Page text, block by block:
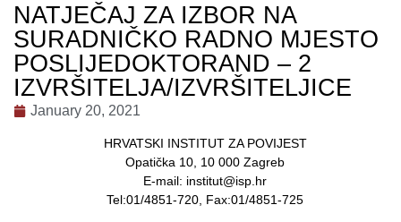
NATJEČAJ ZA IZBOR NA
SURADNIČKO RADNO MJESTO
POSLIJEDOKTORAND – 2
IZVRŠITELJA/IZVRŠITELJICE
January 20, 2021
HRVATSKI INSTITUT ZA POVIJEST
Opatička 10, 10 000 Zagreb
E-mail: institut@isp.hr
Tel:01/4851-720, Fax:01/4851-725